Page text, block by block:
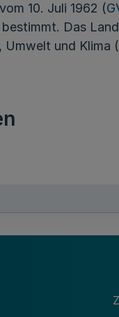
10. Juli 1962 (
Das
und Klima